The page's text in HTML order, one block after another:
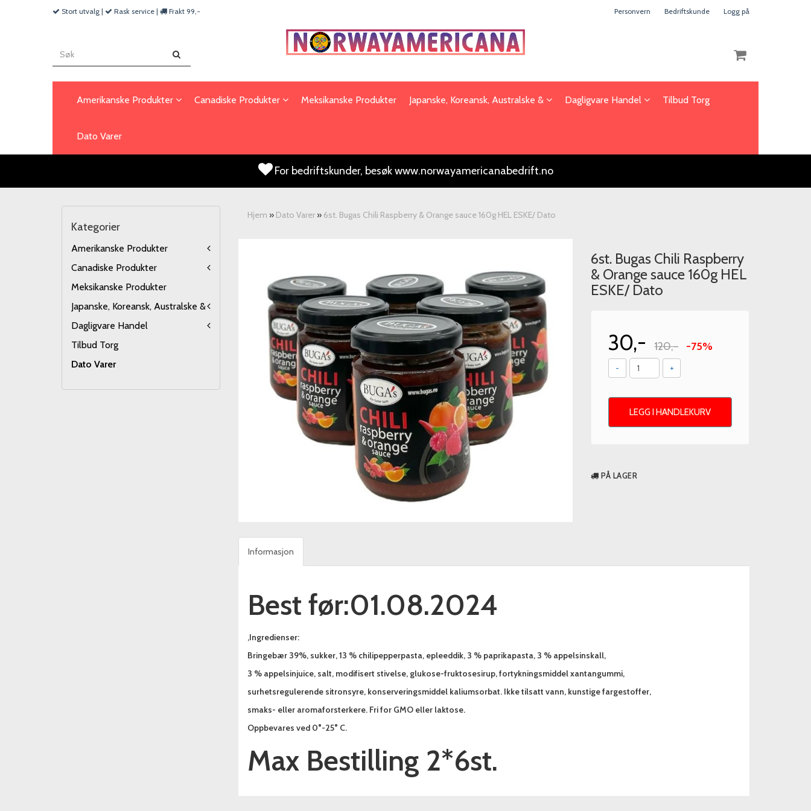
Stort utvalg | Rask service | Frakt 99,- Personvern Bedriftskunde Logg på
Amerikanske Produkter Canadiske Produkter Meksikanske Produkter Japanske, Koreansk, Australske & Dagligvare Handel Tilbud Torg
Dato Varer
For bedriftskunder, besøk www.norwayamericanabedrift.no
Kategorier
Amerikanske Produkter
Canadiske Produkter
Meksikanske Produkter
Japanske, Koreansk, Australske &
Dagligvare Handel
Tilbud Torg
Dato Varer
Hjem » Dato Varer» 6st. Bugas Chili Raspberry & Orange sauce 160g HEL ESKE/ Dato
6st. Bugas Chili Raspberry
& Orange sauce 160g HEL
ESKE/ Dato
30,- 120,- -75%
- +
LEGG I HANDLEKURV
PÅ LAGER
Informasjon
Best før:01.08.2024
,Ingredienser:
Bringebær 39%, sukker, 13 % chilipepperpasta, epleeddik, 3 % paprikapasta, 3 % appelsinskall,
3 % appelsinjuice, salt, modifisert stivelse, glukose-fruktosesirup, fortykningsmiddel xantangummi,
surhetsregulerende sitronsyre, konserveringsmiddel kaliumsorbat. Ikke tilsatt vann, kunstige fargestoffer,
smaks- eller aromaforsterkere. Fri for GMO eller laktose.
Oppbevares ved 0°-25° C.
Max Bestilling 2*6st.